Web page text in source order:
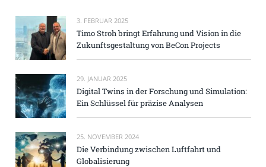
3. FEBRUAR 2025
Timo Stroh bringt Erfahrung und Vision in die
Zukunftsgestaltung von BeCon Projects
29. JANUAR 2025
Digital Twins in der Forschung und Simulation:
Ein Schlüssel für präzise Analysen
25. NOVEMBER 2024
Die Verbindung zwischen Luftfahrt und
Globalisierung